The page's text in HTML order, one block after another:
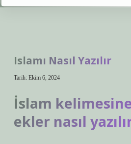
Islamı Nasıl Yazılır
Tarih: Ekim 6, 2024
İslam
ekler nasıl